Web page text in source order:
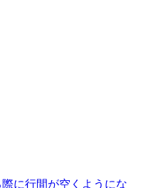
に行間が空くようにな